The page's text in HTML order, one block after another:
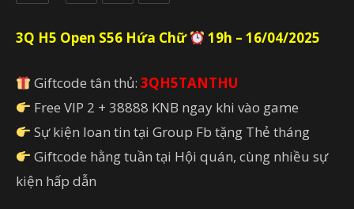
3Q H5 Open S56 Hứa Chữ 19h – 16/04/2025
Giftcode tân thủ:3QH5TANTHU
Free VIP 2 + 38888 KNB ngay khi vào game
Sự kiện loan tin tại Group Fb tặng Thẻ tháng
Giftcode hằng tuần tại Hội quán, cùng nhiều sự
kiện hấp dẫn